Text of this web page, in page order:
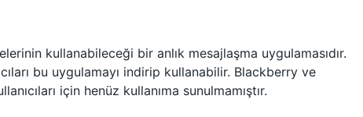
kullanabileceği bir anlık mesajlaşma uygulamasıdır.
bu uygulamayı indirip kullanabilir. Blackberry ve
için henüz kullanıma sunulmamıştır.